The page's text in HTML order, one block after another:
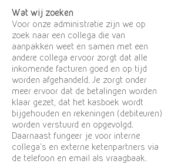
Wat wij zoeken
Voor onze administratie zijn we op
zoek naar een collega die van
aanpakken weet en samen met een
andere collega ervoor zorgt dat alle
inkomende facturen goed en op tijd
worden afgehandeld. Je zorgt onder
meer ervoor dat de betalingen worden
klaar gezet, dat het kasboek wordt
bijgehouden en rekeningen (debiteuren)
worden verstuurd en opgevolgd.
Daarnaast fungeer je voor interne
collega’s en externe ketenpartners via
de telefoon en email als vraagbaak.